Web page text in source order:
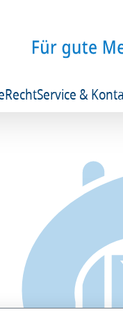
RechtService &